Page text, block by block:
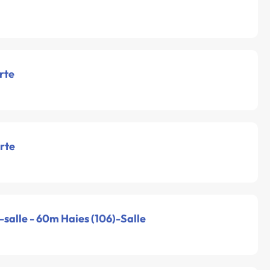
salle - 60m Haies (106)-Salle